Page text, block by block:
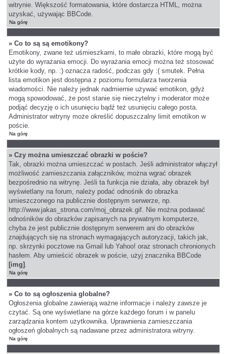
witrynie. Większość formatowania, które dostarcza HTML, można
uzyskać, używając BBCode.
Na górę
» Co to są są emotikony?
Emotikony, zwane też uśmieszkami, to małe obrazki, które mogą być
użyte do wyrażania emocji. Do wyrażania emocji można też stosować
krótkie kody, np. :) oznacza radość, podczas gdy :( smutek. Pełna
lista emotikon jest dostępna z poziomu formularza tworzenia
wiadomości. Nie należy jednak nadmiernie używać emotikon, gdyż
mogą spowodować, że post stanie się nieczytelny i moderator może
podjąć decyzję o ich usunięciu bądź też usunięciu całego posta.
Administrator witryny może określić dopuszczalny limit emotikon w
poście.
Na górę
» Czy można umieszczać obrazki w poście?
Tak, obrazki można umieszczać w postach. Jeśli administrator włączył
możliwość zamieszczania załączników, można wgrać obrazek
bezpośrednio na witrynę. Jeśli ta funkcja nie działa, aby obrazek był
wyświetlany na forum, należy podać odnośnik do obrazka
umieszczonego na publicznie dostępnym serwerze, np.
http://www.jakas_strona.com/moj_obrazek.gif. Nie można podawać
odnośników do obrazków zapisanych na prywatnym komputerze,
chyba że jest publicznie dostępnym serwerem ani do obrazków
znajdujących się na stronach wymagających autoryzacji, takich jak,
np. skrzynki pocztowe na Gmail lub Yahoo! oraz stronach chronionych
hasłem. Aby umieścić obrazek w poście, użyj znacznika BBCode
[img] .
Na górę
» Co to są ogłoszenia globalne?
Ogłoszenia globalne zawierają ważne informacje i należy zawsze je
czytać. Są one wyświetlane na górze każdego forum i w panelu
zarządzania kontem użytkownika. Uprawnienia zamieszczania
ogłoszeń globalnych są nadawane przez administratora witryny.
Na górę